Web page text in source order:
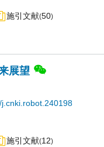
施引文献(50)
展望
施引文献(12)